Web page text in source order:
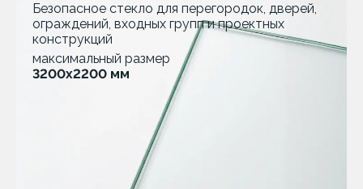
Безопасное стекло для перегородок, дверей,
ограждений, входных групп и проектных
конструкций
максимальный размер
3200х2200 мм